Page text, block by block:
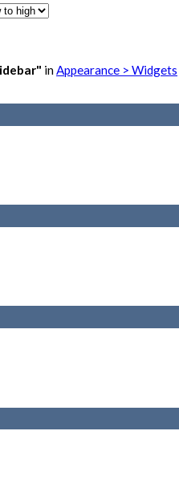
inAppearance > Widgets